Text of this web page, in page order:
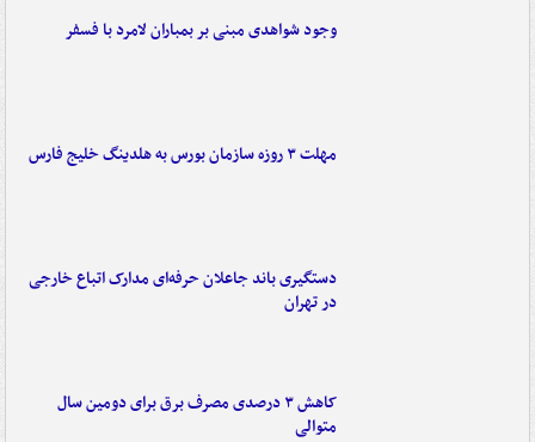
وجود شواهدی مبنی بر بمباران لامرد با فسفر
مهلت ۳ روزه سازمان بورس به هلدینگ خلیج فارس
دستگیری باند جاعلان حرفه‌ای مدارک اتباع خارجی
در تهران
کاهش ۳ درصدی مصرف برق برای دومین سال
متوالی